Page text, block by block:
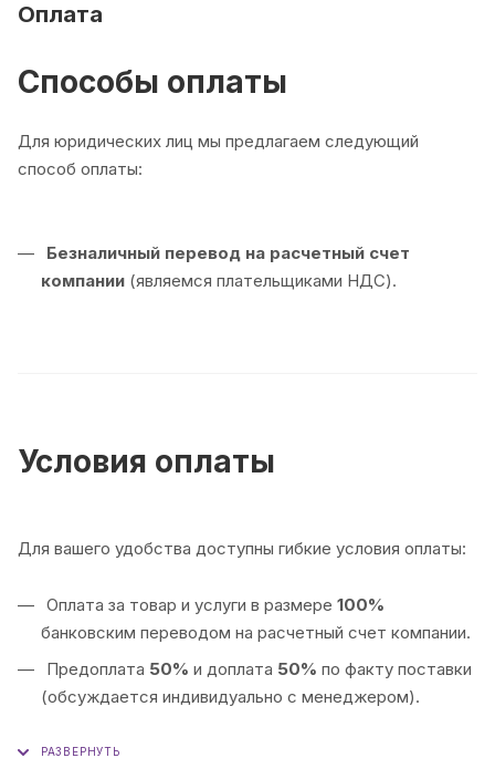
Оплата
Способы оплаты
Для юридических лиц мы предлагаем следующий
способ оплаты:
Безналичный перевод на расчетный счет
компании (являемся плательщиками НДС).
Условия оплаты
Для вашего удобства доступны гибкие условия оплаты:
Оплата за товар и услуги в размере 100%
банковским переводом на расчетный счет компании.
Предоплата 50% и доплата 50% по факту поставки
(обсуждается индивидуально с менеджером).
(обсуждается индивидуально с менеджером).